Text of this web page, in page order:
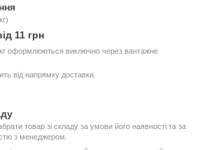
11 грн
оформлюються виключно через вантажне
від напрямку доставки.
товар зі складу за умови його наявності та за
з менеджером.